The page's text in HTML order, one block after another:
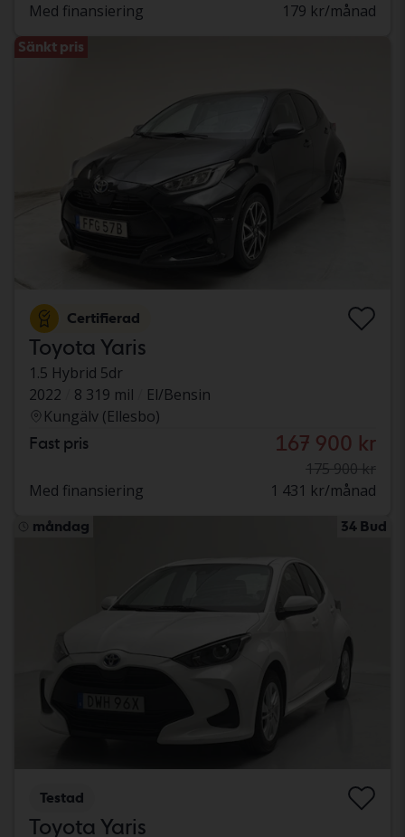
Med finansiering 179 kr/månad
Sänkt pris
Certifierad
Toyota Yaris
1.5 Hybrid 5dr
2022
8 319 mil
El/Bensin
Kungälv (Ellesbo)
Fast pris 167 900 kr
175 900 kr
Med finansiering
1 431 kr/månad
måndag 34 Bud
Testad
Toyota Yaris